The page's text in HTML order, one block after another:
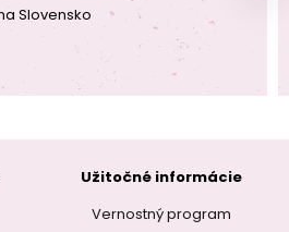
Slovensko
Užitočné informácie
Vernostný program